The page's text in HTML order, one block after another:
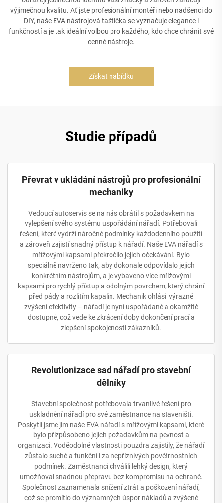
výjimečnou kvalitu. Ať jste profesionální montéři nebo nadšenci do
DIY, naše EVA nástrojová taštička se vyznačuje elegance i
funkčností a je tak ideální volbou pro každého, kdo chce chránit své
cenné nástroje.
Získat nabídku
Studie případů
Převrat v ukládání nástrojů pro profesionální
mechaniky
Vedoucí autoservis se na nás obrátil s požadavkem na
vylepšení svého systému uspořádání nářadí. Potřebovali
řešení, které vydrží náročné podmínky každodenního použití
a zároveň zajistí snadný přístup k nářadí. Naše EVA nářadí s
mřížovými kapsami překročilo jejich očekávání. Bylo
speciálně navrženo tak, aby dokonale odpovídalo jejich
konkrétním nástrojům, a je vybaveno více mřížovými
kapsami pro rychlý přístup a odolným povrchem, který chrání
před pády a rozlitím kapalin. Mechanik ohlásil výrazné
zvýšení efektivity – nářadí je nyní uspořádané a okamžitě
dostupné, což vede ke zkrácení doby dokončení prací a
zlepšení spokojenosti zákazníků.
Revolutionizace sad nářadí pro stavební
dělníky
Stavební společnost potřebovala trvanlivé řešení pro
uskladnění nářadí pro své zaměstnance na staveništi.
Poskytli jsme jim naše EVA nářadí s mřížovými kapsami, které
bylo přizpůsobeno jejich požadavkům na pevnost a
organizaci. Voděodolné vlastnosti pouzdra zajistily, že nářadí
zůstalo suché a funkční i za nepříznivých povětrnostních
podmínek. Zaměstnanci chválili lehký design, který
umožňoval snadnou přepravu bez kompromisu na ochraně.
Společnost zaznamenala snížení ztrát a poškození nářadí,
což se promítlo do významných úspor nákladů a zvýšené